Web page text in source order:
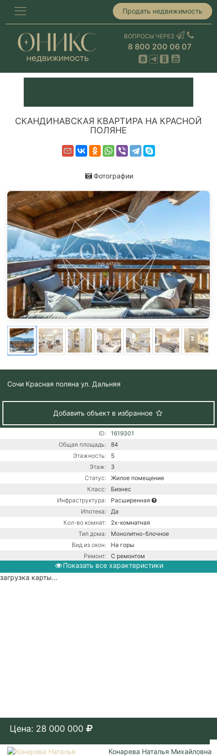
Продать недвижимость
ВОПРОСЫ ЧЕРЕЗ
8 800 200 06 07
СКАНДИНАВСКАЯ КВАРТИРА НА КРАСНОЙ
ПОЛЯНЕ
Фотографии
Сочи Красная поляна ул. Дальняя
Добавить объект в избранное
ID:
1619301
Общая площадь:
84
Этажность:
5
Этаж:
3
Статус:
Жилое помещение
Класс:
Бизнес
Инфраструктура:
Расширенная
Ипотека:
Да
Кол-во комнат:
2х-комнатная
Тип дома:
Монолитно-блочное
Вид из окон:
На горы
Ремонт:
С ремонтом
Балкон:
Есть
Показать все характеристики
загрузка карты...
Цена: 28 000 000
Конарева Наталья Михайловна